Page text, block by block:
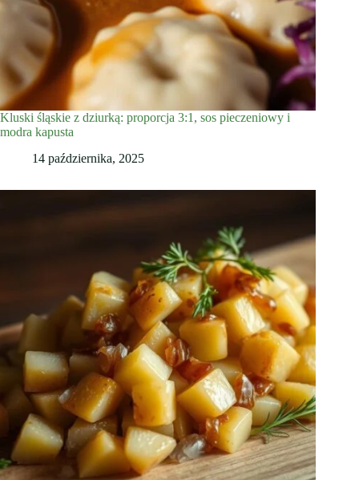
Kluski śląskie z dziurką: proporcja 3:1, sos pieczeniowy i
modra kapusta
14 października, 2025